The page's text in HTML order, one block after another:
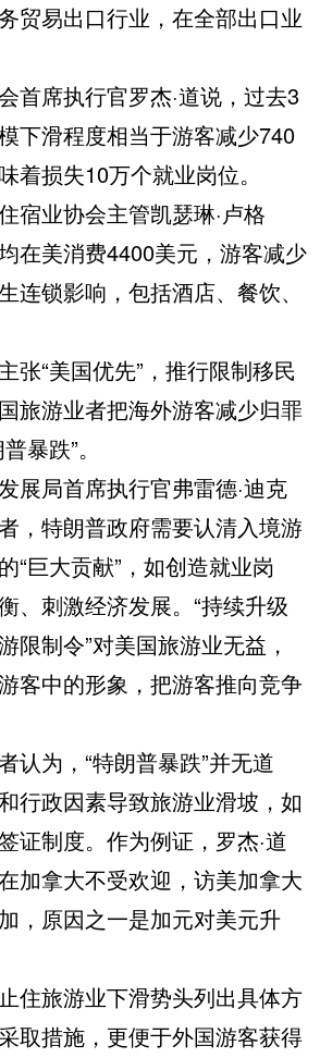
贸易出口行业，在全部出口业
席执行官罗杰·道说，过去3
下滑程度相当于游客减少740
着损失10万个就业岗位。
业协会主管凯瑟琳·卢格
在美消费4400美元，游客减少
连锁影响，包括酒店、餐饮、
“美国优先”，推行限制移民
旅游业者把海外游客减少归罪
暴跌”。
局首席执行官弗雷德·迪克
，特朗普政府需要认清入境游
“巨大贡献”，如创造就业岗
、刺激经济发展。“持续升级
限制令”对美国旅游业无益，
客中的形象，把游客推向竞争
为，“特朗普暴跌”并无道
行政因素导致旅游业滑坡，如
证制度。作为例证，罗杰·道
加拿大不受欢迎，访美加拿大
，原因之一是加元对美元升
旅游业下滑势头列出具体方
取措施，更便于外国游客获得